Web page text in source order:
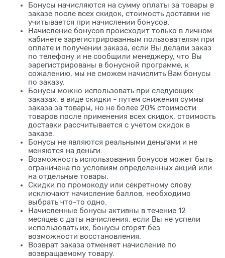
Бонусы начисляются на сумму оплаты за товары в
заказе после всех скидок, стоимость доставки не
учитывается при начислении бонусов.
Начисление бонусов происходит только в личном
кабинете зарегистрированным пользователям при
оплате и получении заказа, если Вы делали заказ
по телефону и не сообщили менеджеру, что Вы
зарегистрированы в бонусной программе, к
сожалению, мы не сможем начислить Вам бонусы
по заказу.
Бонусы можно использовать при следующих
заказах, в виде скидки - путем снижения суммы
заказа за товары, но не более 20% стоимости
товаров после применения всех скидок, стоимость
доставки рассчитывается с учетом скидок в
заказе.
Бонусы не являются реальными деньгами и не
меняются на деньги.
Возможность использования бонусов может быть
ограничена по условиям определенных акций или
на отдельные товары.
Скидки по промокоду или секретному слову
исключают начисление баллов, необходимо
выбрать что-то одно.
Начисленные бонусы активны в течение 12
месяцев с даты начисления, если Вы не успели
использовать их, бонусы сгорят без
возможности восстановления.
Возврат заказа отменяет начисление по
возвращаемому товару.